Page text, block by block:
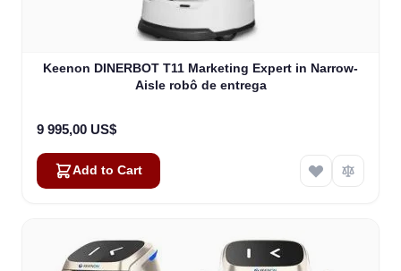
Keenon DINERBOT T11 Marketing Expert in Narrow-
Aisle robô de entrega
9 995,00 US$
Add to Cart